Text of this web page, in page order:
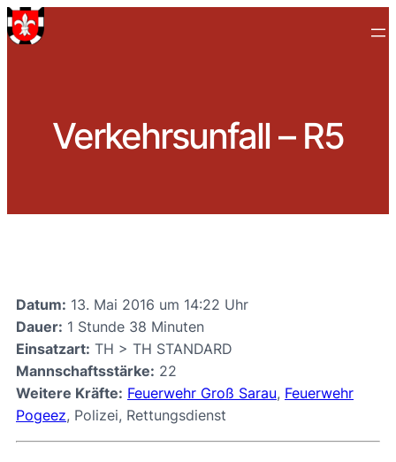
Verkehrsunfall – R5
Datum: 13. Mai 2016 um 14:22 Uhr
Dauer: 1 Stunde 38 Minuten
Einsatzart: TH > TH STANDARD
Mannschaftsstärke: 22
Weitere Kräfte: Feuerwehr Groß Sarau, Feuerwehr
Pogeez, Polizei, Rettungsdienst